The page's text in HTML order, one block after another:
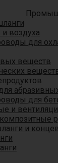
воздуха
для
веществ
для
и
и